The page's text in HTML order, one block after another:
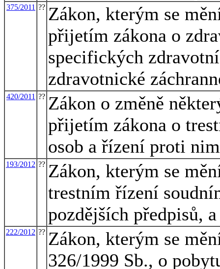
375/2011 ?? Zákon, kterým se
přijetím zákona o
specifických
zdravotnické
420/2011 ?? Zákon o změně
přijetím zákona o
osob a řízení proti nim
193/2012 ?? Zákon, kterým se
trestním řízení
pozdějších předpisů,
222/2012 ?? Zákon, kterým se
326/1999 Sb., o